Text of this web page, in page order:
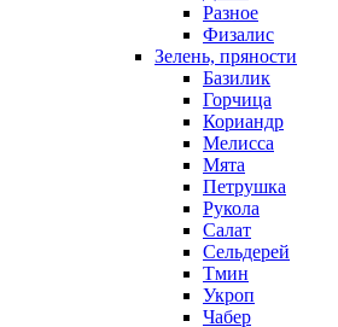
Разное
Физалис
Зелень, пряности
Базилик
Горчица
Кориандр
Мелисса
Мята
Петрушка
Рукола
Салат
Сельдерей
Тмин
Укроп
Чабер